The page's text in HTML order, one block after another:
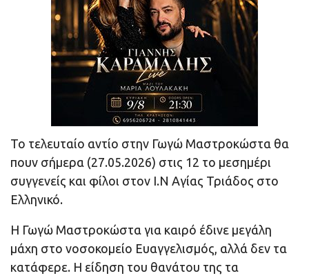
Το τελευταίο αντίο στην Γωγώ Μαστροκώστα θα
πουν σήμερα (27.05.2026) στις 12 το μεσημέρι
συγγενείς και φίλοι στον Ι.Ν Αγίας Τριάδος στο
Ελληνικό.
Η Γωγώ Μαστροκώστα για καιρό έδινε μεγάλη
μάχη στο νοσοκομείο Ευαγγελισμός, αλλά δεν τα
κατάφερε. Η είδηση του θανάτου της τα